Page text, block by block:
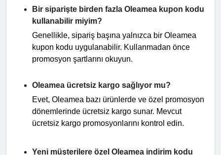
Bir siparişte birden fazla Oleamea kupon kodu
kullanabilir miyim?
Genellikle, sipariş başına yalnızca bir Oleamea
kupon kodu uygulanabilir. Kullanmadan önce
promosyon şartlarını okuyun.
Oleamea ücretsiz kargo sağlıyor mu?
Evet, Oleamea bazı ürünlerde ve özel promosyon
dönemlerinde ücretsiz kargo sunar. Mevcut
ücretsiz kargo promosyonlarını kontrol edin.
Yeni müşterilere özel Oleamea indirim kodu